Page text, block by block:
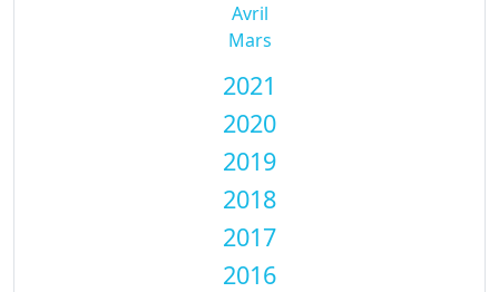
Avril
Mars
2021
2020
2019
2018
2017
2016